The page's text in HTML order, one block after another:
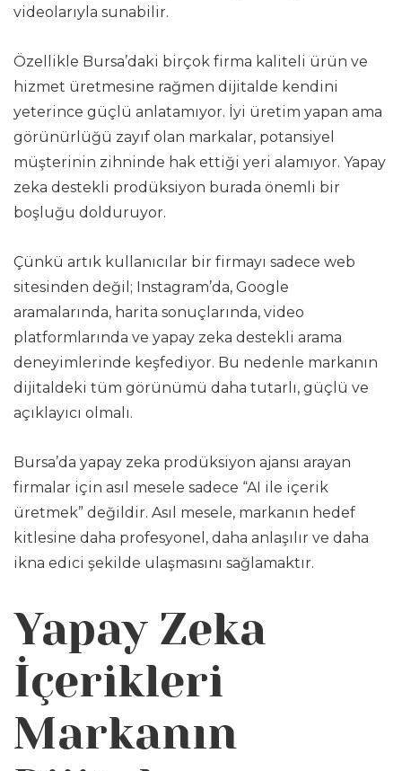
videolarıyla sunabilir.
Özellikle Bursa’daki birçok firma kaliteli ürün ve
hizmet üretmesine rağmen dijitalde kendini
yeterince güçlü anlatamıyor. İyi üretim yapan ama
görünürlüğü zayıf olan markalar, potansiyel
müşterinin zihninde hak ettiği yeri alamıyor. Yapay
zeka destekli prodüksiyon burada önemli bir
boşluğu dolduruyor.
Çünkü artık kullanıcılar bir firmayı sadece web
sitesinden değil; Instagram’da, Google
aramalarında, harita sonuçlarında, video
platformlarında ve yapay zeka destekli arama
deneyimlerinde keşfediyor. Bu nedenle markanın
dijitaldeki tüm görünümü daha tutarlı, güçlü ve
açıklayıcı olmalı.
Bursa’da yapay zeka prodüksiyon ajansı arayan
firmalar için asıl mesele sadece “AI ile içerik
üretmek” değildir. Asıl mesele, markanın hedef
kitlesine daha profesyonel, daha anlaşılır ve daha
ikna edici şekilde ulaşmasını sağlamaktır.
Yapay Zeka
İçerikleri
Markanın